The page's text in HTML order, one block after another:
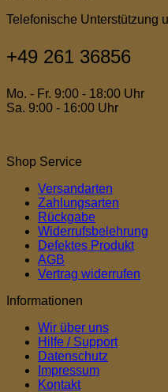
Telefonische Unterstützung
+49 261 36856
Mo. - Fr. 9:00 - 18:00 Uhr
Sa. 9:00 - 16:00 Uhr
Shop Service
Versandarten
Zahlungsarten
Rückgabe
Widerrufsbelehrung
Defektes Produkt
AGB
Vertrag widerrufen
Informationen
Wir über uns
Hilfe / Support
Datenschutz
Impressum
Kontakt